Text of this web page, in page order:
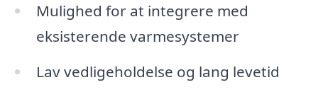
Mulighed for at integrere med
eksisterende varmesystemer
Lav vedligeholdelse og lang levetid